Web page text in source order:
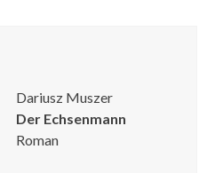
Dariusz Muszer
Der Echsenmann
Roman